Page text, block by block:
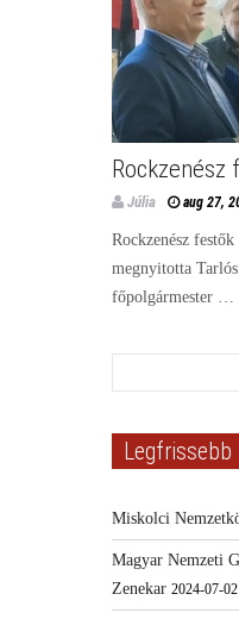
Rockzenész
Júlia aug 27,
Rockzenész
megnyitotta
főpolgármester …
Miskolci
Magyar Nemzeti
Zenekar 2024-07-02